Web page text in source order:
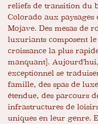
reliefs de transition du
Colorado aux
Mojave. Des mesas de
luxuriants composent
croissance la plus
manquant].
exceptionnel se
famille, des spas de
étendue, des parcours
infrastructures de
uniques en leur genre.